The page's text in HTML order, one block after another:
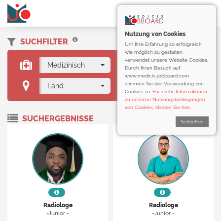
Nutzung von Cookies
Um Ihre Erfahrung so erfolgreich
wie möglich zu gestalten,
verwendet unsere Website Cookies.
Durch Ihren Besuch auf
www.medicis-jobboard.com
stimmen Sie der Verwendung von
Cookies zu. Für mehr Informationen
zu unseren Nutzungsbedingungen
von Cookies, klicken Sie hier.
Schließen
SUCHFILTER
Medizinisch Radiologe
Land
SUCHERGEBNISSE
Radiologe
-Junior -
Radiologe
-Junior -